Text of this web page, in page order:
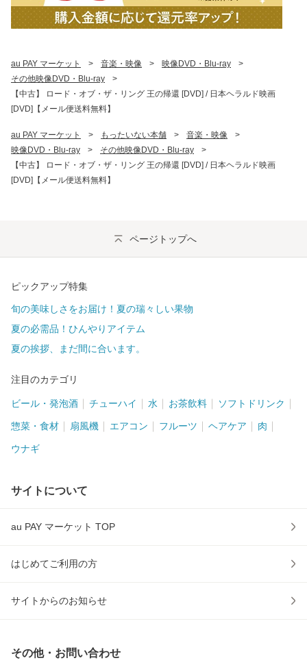
au PAY マーケット > 音楽・映像 > 映像DVD・Blu-ray
>
その他映像DVD・Blu-ray
>
【中古】 ロード・オブ・ザ・リング 王の帰還 [DVD] / 日本ヘラルド映画
[DVD]【メール便送料無料】
au PAY マーケット > もったいない本舗 > 音楽・映像
>
映像DVD・Blu-ray
> その他映像DVD・Blu-ray
>
【中古】 ロード・オブ・ザ・リング 王の帰還 [DVD] / 日本ヘラルド映画
[DVD]【メール便送料無料】
ページトップへ
ピックアップ特集
旬の美味しさをお届け！夏の瑞々しい果物
夏の必需品！ひんやりアイテム
夏の挨拶、まだ間に合います。
注目のカテゴリ
ビール・発泡酒 チューハイ 水 お茶飲料 ソフトドリンク
惣菜・食材 扇風機 エアコン フルーツ ヘアケア 肉
ウナギ
サイトについて
au PAY マーケット TOP
はじめてご利用の方
サイトからのお知らせ
その他・お問い合わせ